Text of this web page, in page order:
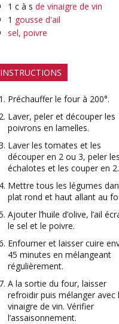
1 c à s de vinaigre de vin
1 gousse d'ail
sel, poivre
INSTRUCTIONS
Préchauffer le four à 200°.
Laver, peler et découper les
poivrons en lamelles.
Laver les tomates et les
découper en 2 ou 3, peler les
échalotes et les couper en 2.
Mettre tous les légumes
plat rond et haut allant au
Ajouter l’huile d’olive, l’ail
le sel et le poivre.
Enfourner et laisser cuire
45 minutes en mélangeant
régulièrement.
A la sortie du four, laisser
refroidir puis mélanger avec
vinaigre de vin. Vérifier
l’assaisonnement.